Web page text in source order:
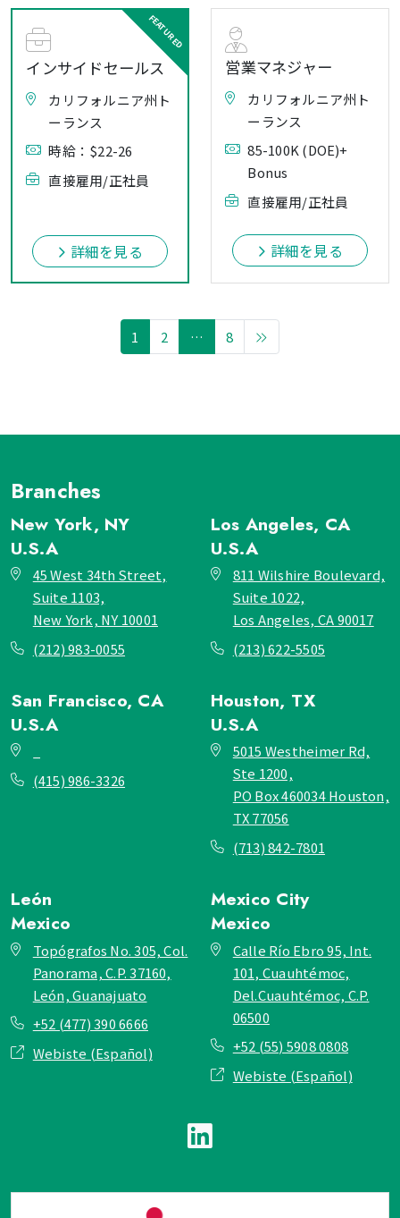
インサイドセールス
カリフォルニア州ト
ーランス
時給：$22-26
直接雇用/正社員
詳細を見る
営業マネジャー
カリフォルニア州ト
ーランス
85-100K (DOE)+
Bonus
直接雇用/正社員
詳細を見る
1 2 … 8
Branches
New York, NY
U.S.A
45 West 34th Street,
Suite 1103,
New York, NY 10001
(212) 983-0055
Los Angeles, CA
U.S.A
811 Wilshire Boulevard,
Suite 1022,
Los Angeles, CA 90017
(213) 622-5505
San Francisco, CA
U.S.A
(415) 986-3326
Houston, TX
U.S.A
5015 Westheimer Rd,
Ste 1200,
PO Box 460034 Houston,
TX 77056
(713) 842-7801
León
Mexico
Topógrafos No. 305, Col.
Panorama, C.P. 37160,
León, Guanajuato
+52 (477) 390 6666
Webiste (Español)
Mexico City
Mexico
Calle Río Ebro 95, Int.
101, Cuauhtémoc,
Del.Cuauhtémoc, C.P.
06500
+52 (55) 5908 0808
Webiste (Español)